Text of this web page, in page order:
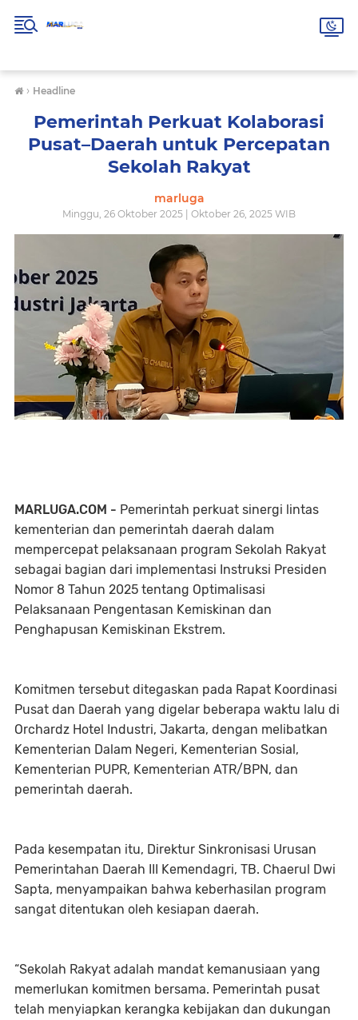
› Headline
Pemerintah Perkuat Kolaborasi
Pusat–Daerah untuk Percepatan
Sekolah Rakyat
marluga
Minggu, 26 Oktober 2025 | Oktober 26, 2025 WIB
MARLUGA.COM - Pemerintah perkuat sinergi lintas
kementerian dan pemerintah daerah dalam
mempercepat pelaksanaan program Sekolah Rakyat
sebagai bagian dari implementasi Instruksi Presiden
Nomor 8 Tahun 2025 tentang Optimalisasi
Pelaksanaan Pengentasan Kemiskinan dan
Penghapusan Kemiskinan Ekstrem.
Komitmen tersebut ditegaskan pada Rapat Koordinasi
Pusat dan Daerah yang digelar beberapa waktu lalu di
Orchardz Hotel Industri, Jakarta, dengan melibatkan
Kementerian Dalam Negeri, Kementerian Sosial,
Kementerian PUPR, Kementerian ATR/BPN, dan
pemerintah daerah.
Pada kesempatan itu, Direktur Sinkronisasi Urusan
Pemerintahan Daerah III Kemendagri, TB. Chaerul Dwi
Sapta, menyampaikan bahwa keberhasilan program
sangat ditentukan oleh kesiapan daerah.
“Sekolah Rakyat adalah mandat kemanusiaan yang
memerlukan komitmen bersama. Pemerintah pusat
telah menyiapkan kerangka kebijakan dan dukungan